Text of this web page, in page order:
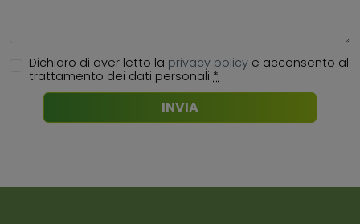
Dichiaro di aver letto la privacy policy e acconsento al
trattamento dei dati personali *
INVIA